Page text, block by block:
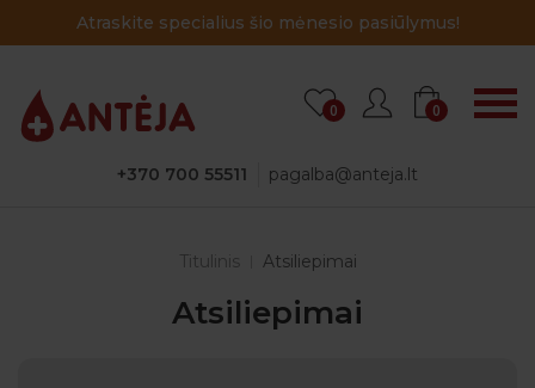
Atraskite specialius šio mėnesio pasiūlymus!
+370 700 55511 pagalba@anteja.lt
0 0
Titulinis Atsiliepimai
Atsiliepimai